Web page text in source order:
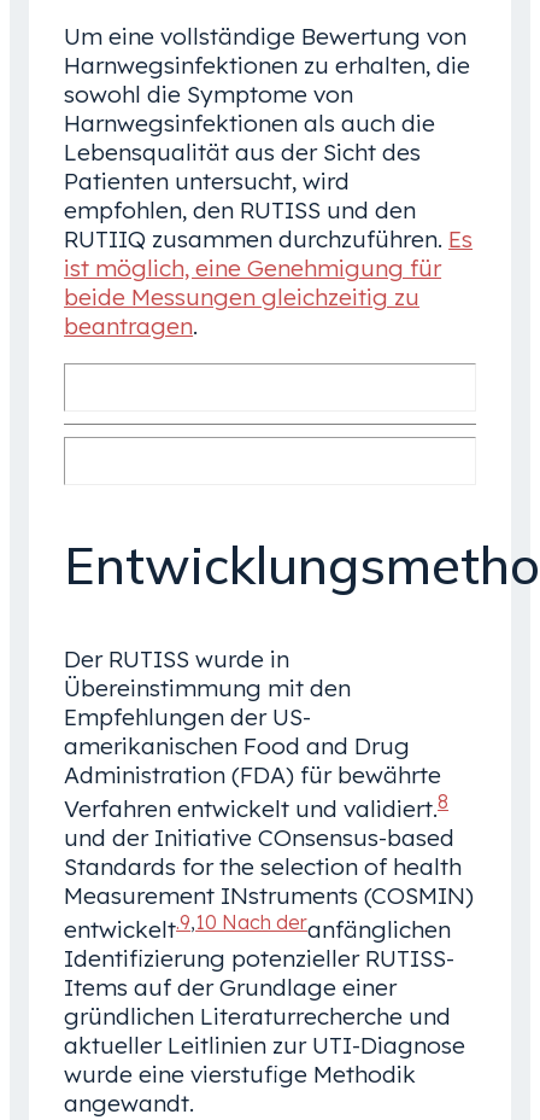
Um eine vollständige Bewertung von
Harnwegsinfektionen zu erhalten, die
sowohl die Symptome von
Harnwegsinfektionen als auch die
Lebensqualität aus der Sicht des
Patienten untersucht, wird
empfohlen, den RUTISS und den
RUTIIQ zusammen durchzuführen. Es
ist möglich, eine Genehmigung für
beide Messungen gleichzeitig zu
beantragen.
Der RUTISS wurde in
Übereinstimmung mit den
Empfehlungen der US-
amerikanischen Food and Drug
Administration (FDA) für bewährte
Verfahren entwickelt und validiert.8
und der Initiative COnsensus-based
Standards for the selection of health
Measurement INstruments (COSMIN)
entwickelt.9,10 Nach deranfänglichen
Identifizierung potenzieller RUTISS-
Items auf der Grundlage einer
gründlichen Literaturrecherche und
aktueller Leitlinien zur UTI-Diagnose
wurde eine vierstufige Methodik
angewandt.